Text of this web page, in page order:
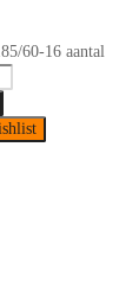
60-16 aantal